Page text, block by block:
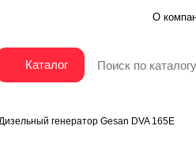
О
Каталог
генератор Gesan DVA 165E
Gesan DVA 165E